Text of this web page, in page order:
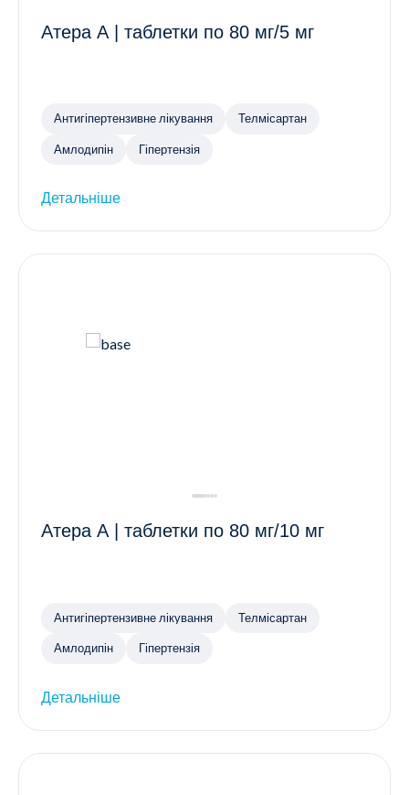
Атера А | таблетки по 80 мг/5 мг
Антигіпертензивне лікування Телмісартан
Амлодипін Гіпертензія
Детальніше
Атера А | таблетки по 80 мг/10 мг
Антигіпертензивне лікування Телмісартан
Амлодипін Гіпертензія
Детальніше